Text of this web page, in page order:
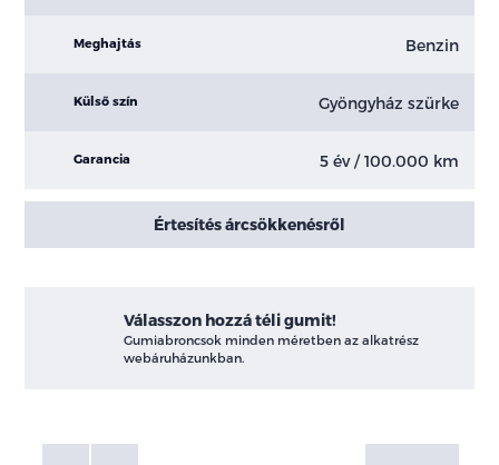
Meghajtás Benzin
Külső szín Gyöngyház szürke
Garancia 5 év / 100.000 km
Értesítés árcsökkenésről
Válasszon hozzá téli gumit!
Gumiabroncsok minden méretben az alkatrész
webáruházunkban.
Galéria